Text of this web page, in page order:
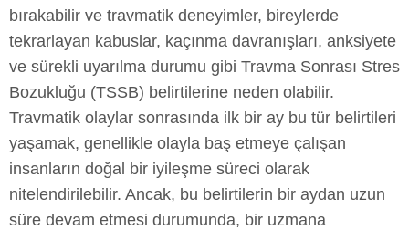
bırakabilir ve travmatik deneyimler, bireylerde
tekrarlayan kabuslar, kaçınma davranışları, anksiyete
ve sürekli uyarılma durumu gibi Travma Sonrası Stres
Bozukluğu (TSSB) belirtilerine neden olabilir.
Travmatik olaylar sonrasında ilk bir ay bu tür belirtileri
yaşamak, genellikle olayla baş etmeye çalışan
insanların doğal bir iyileşme süreci olarak
nitelendirilebilir. Ancak, bu belirtilerin bir aydan uzun
süre devam etmesi durumunda, bir uzmana